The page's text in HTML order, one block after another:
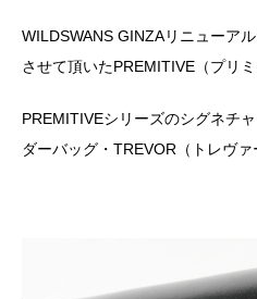
WILDSWANS GINZAリニューア
させて頂いたPREMITIVE（プリ
PREMITIVEシリーズのシグネチ
ダーバッグ・TREVOR（トレヴァ